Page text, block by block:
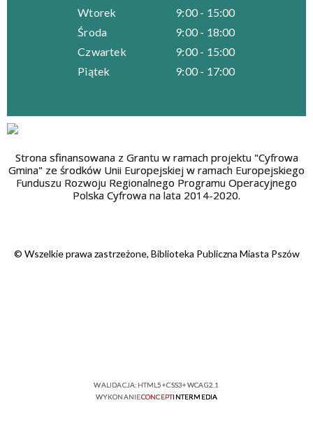
Wtorek
9:00 - 15:00
Środa
9:00 - 18:00
Czwartek
9:00 - 15:00
Piątek
9:00 - 17:00
Strona sfinansowana z Grantu w ramach projektu "Cyfrowa
Gmina" ze środków Unii Europejskiej w ramach Europejskiego
Funduszu Rozwoju Regionalnego Programu Operacyjnego
Polska Cyfrowa na lata 2014-2020.
© Wszelkie prawa zastrzeżone, Biblioteka Publiczna Miasta Pszów
WALIDACJA: HTML5+CSS3+WCAG 2.1
WYKONANIECONCEPTINTERMEDIA